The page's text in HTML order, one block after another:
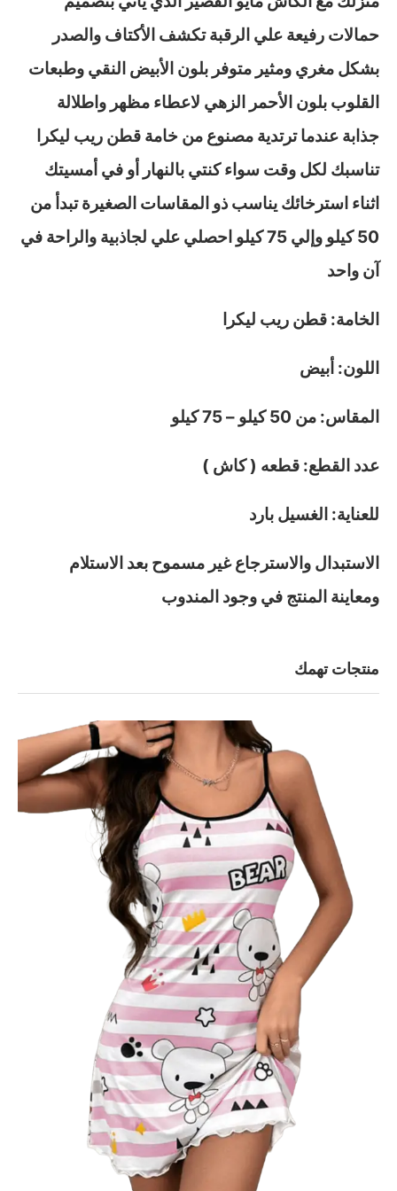
حمالات رفيعة علي الرقبة تكشف الأكتاف والصدر
بشكل مغري ومثير متوفر بلون الأبيض النقي وطبعات
القلوب بلون الأحمر الزهي لاعطاء مظهر واطلالة
جذابة عندما ترتدية مصنوع من خامة قطن ريب ليكرا
تناسبك لكل وقت سواء كنتي بالنهار أو في أمسيتك
اثناء استرخائك يناسب ذو المقاسات الصغيرة تبدأ من
50 كيلو وإلي 75 كيلو احصلي علي لجاذبية والراحة في
آن واحد
الخامة: قطن ريب ليكرا
اللون: أبيض
المقاس: من 50 كيلو – 75 كيلو
عدد القطع: قطعه ( كاش )
للعناية: الغسيل بارد
الاستبدال والاسترجاع غير مسموح بعد الاستلام
ومعاينة المنتج في وجود المندوب
منتجات تهمك